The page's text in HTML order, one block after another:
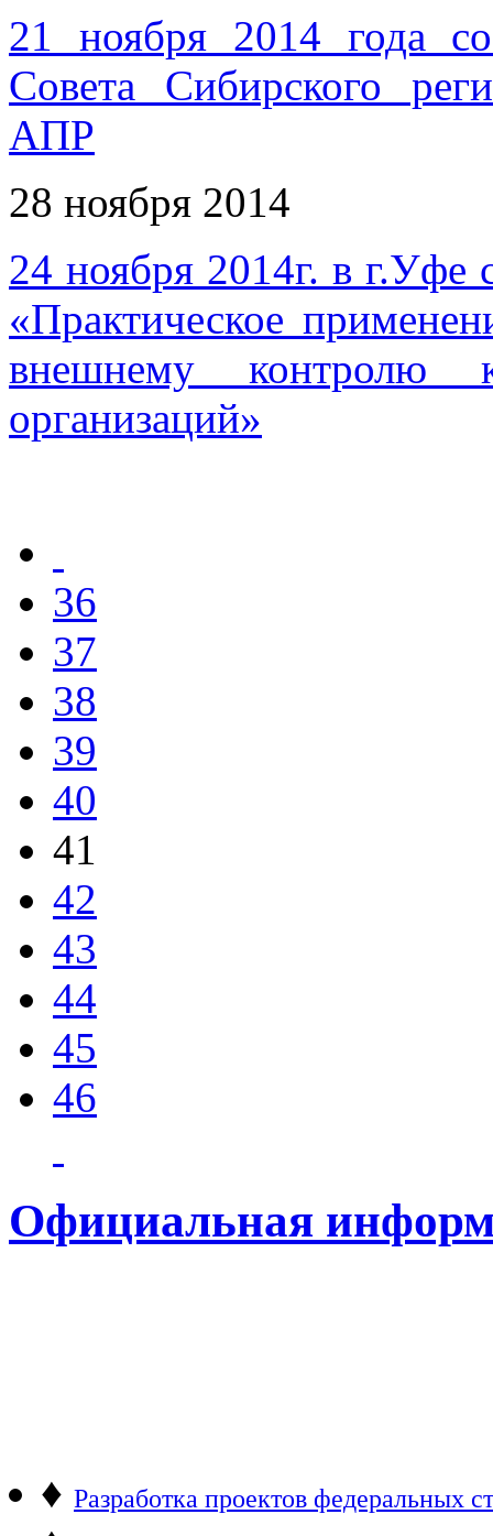
21 ноября 2014 года
Совета Сибирского
АПР
28 ноября 2014
24 ноября 2014г. в г.Уфе
«Практическое
внешнему контролю
организаций»
36
37
38
39
40
41
42
43
44
45
46
Официальная
♦ Разработка проектов федеральных